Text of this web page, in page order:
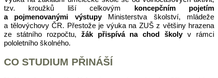
tzv. kroužků liší celkovým
koncepčním pojetím
a pojmenovanými výstupyMinisterstva školství, mládeže
a tělovýchovy ČR. Přestože je výuka na ZUŠ z většiny hrazena
ze státního rozpočtu, žák přispívá na chod školyv rámci
pololetního školného.
CO STUDIUM PŘINÁŠÍ